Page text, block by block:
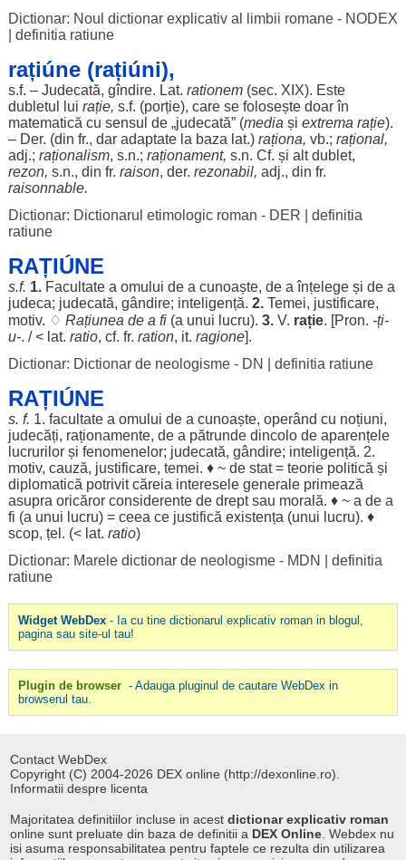
Dictionar: Noul dictionar explicativ al limbii romane - NODEX
definitia ratiune
rațiúne (rațiúni),
s.f. – Judecată, gîndire. Lat. rationem(sec. XIX). Este
dubletul
lui rație, s.f. (porție), care se folosește doarîn
matematică cu sensul de „judecată” (media și extrema rație).
– Der. (din fr., dar adaptatela baza lat.) raționa, vb.; rațional,
adj.; raționalism, s.n.; raționament, s.n. Cf. și alt dublet,
rezon, s.n., din fr. raison, der. rezonabil, adj., din fr.
raisonnable.
Dictionar: Dictionarul etimologic roman - DER
definitia
ratiune
RAȚIÚNE
s.f. 1. Facultatea omului de a cunoaște, de aînțelegeși de a
judeca; judecată, gândire; inteligență. 2. Temei, justificare,
motiv. ♢ Rațiunea de a fi(a unui lucru). 3.V. rație. [Pron. -ți-
u-. / < lat. ratio, cf. fr. ration, it. ragione].
Dictionar: Dictionar de neologisme - DN
definitia ratiune
RAȚIÚNE
s. f. 1. facultatea omului de a cunoaște, operând cu noțiuni,
judecăți, raționamente, de a pătrunde dincolode aparențele
lucrurilorși fenomenelor; judecată, gândire; inteligență. 2.
motiv, cauză, justificare, temei. ♦ ~ de stat= teorie politică și
diplomatică potrivit căreia interesele generale primează
asupra oricăror considerentede dreptsau morală. ♦ ~ a de a
fi (a unui lucru) = ceea ce justifică existența (unui lucru). ♦
scop, țel . (< lat. ratio)
Dictionar: Marele dictionar de neologisme - MDN
definitia
ratiune
Widget WebDex- Ia cu tine dictionarul explicativ roman in blogul,
pagina sau site-ul tau!
Plugin de browser - Adauga pluginul de cautare WebDex in
browserul tau.
Contact WebDex
Copyright (C) 2004-2026 DEX online (http://dexonline.ro).
Informatii despre licenta
Majoritatea definitiilor incluse in acestdictionar explicativ roman
online sunt preluate din baza de definitii a DEX Online . Webdex nu
isi asuma responsabilitatea pentru faptele ce rezulta din utilizarea